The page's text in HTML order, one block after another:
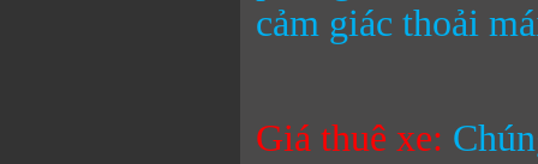
cảm giác thoải
Giá thuê xe: